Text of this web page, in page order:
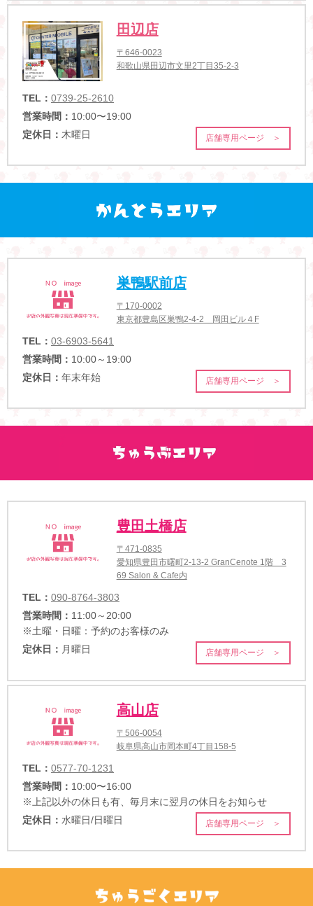
田辺店
〒646-0023
和歌山県田辺市文里2丁目35-2-3
TEL： 0739-25-2610
営業時間： 10:00〜19:00
定休日： 木曜日 店舗専用ページ ＞
巣鴨駅前店
〒170-0002
東京都豊島区巣鴨2-4-2 岡田ビル４F
TEL： 03-6903-5641
営業時間： 10:00～19:00
定休日： 年末年始 店舗専用ページ ＞
豊田土橋店
〒471-0835
愛知県豊田市曙町2-13-2 GranCenote 1階 3
69 Salon & Cafe内
TEL： 090-8764-3803
営業時間： 11:00～20:00
※土曜・日曜：予約のお客様のみ
定休日： 月曜日 店舗専用ページ ＞
高山店
〒506-0054
岐阜県高山市岡本町4丁目158-5
TEL： 0577-70-1231
営業時間： 10:00〜16:00
※上記以外の休日も有、毎月末に翌月の休日をお知らせ
定休日： 水曜日/日曜日 店舗専用ページ ＞